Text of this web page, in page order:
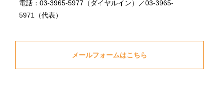
電話：03-3965-5977（ダイヤルイン）／03-3965-
5971（代表）
メールフォームはこちら